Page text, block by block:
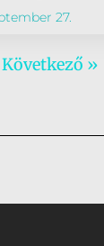
27.
Következő »